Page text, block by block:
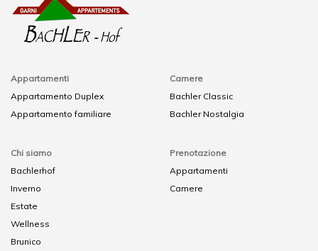
Appartamenti
Appartamento Duplex
Appartamento familiare
Camere
Bachler Classic
Bachler Nostalgia
Chi siamo
Bachlerhof
Inverno
Estate
Wellness
Brunico
Prenotazione
Appartamenti
Camere